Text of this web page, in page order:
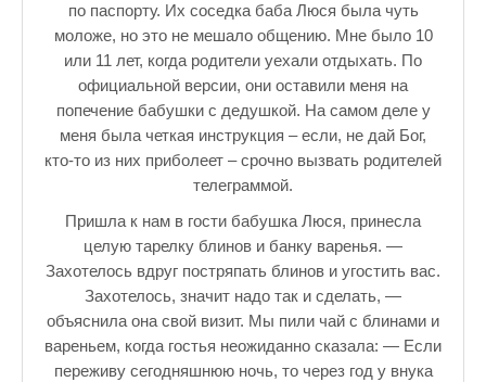
по паспорту. Их соседка баба Люся была чуть
моложе, но это не мешало общению. Мне было 10
или 11 лет, когда родители уехали отдыхать. По
официальной версии, они оставили меня на
попечение бабушки с дедушкой. На самом деле у
меня была четкая инструкция – если, не дай Бог,
кто-то из них приболеет – срочно вызвать родителей
телеграммой.
Пришла к нам в гости бабушка Люся, принесла
целую тарелку блинов и банку варенья. —
Захотелось вдруг постряпать блинов и угостить вас.
Захотелось, значит надо так и сделать, —
объяснила она свой визит. Мы пили чай с блинами и
вареньем, когда гостья неожиданно сказала: — Если
переживу сегодняшнюю ночь, то через год у внука